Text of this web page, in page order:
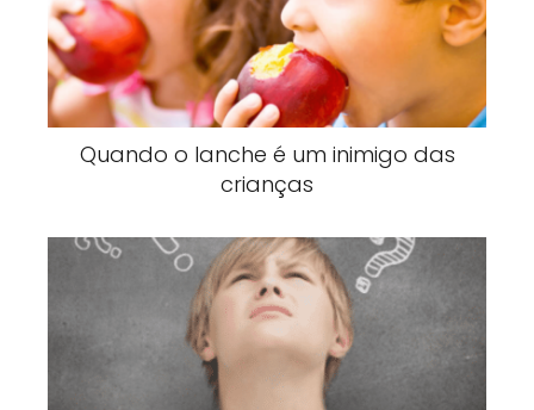
Quando o lanche é um inimigo das
crianças